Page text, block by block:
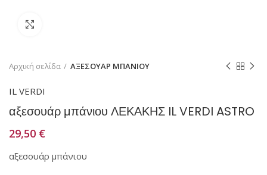
Αρχική σελίδα ΑΞΕΣΟΥΑΡ ΜΠΑΝΙΟΥ
IL VERDI
αξεσουάρ μπάνιου ΛΕΚΑΚΗΣ IL VERDI ASTRO
29,50 €
αξεσουάρ μπάνιου